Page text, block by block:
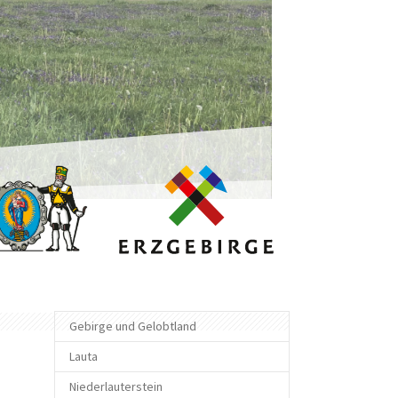
Gebirge und Gelobtland
Lauta
Niederlauterstein